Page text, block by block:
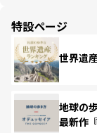
特設ページ
世界遺
地球の
最新作